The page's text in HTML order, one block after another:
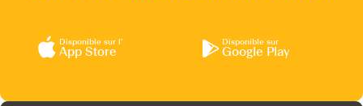
Disponible sur l’
App Store
Disponible sur
Google Play